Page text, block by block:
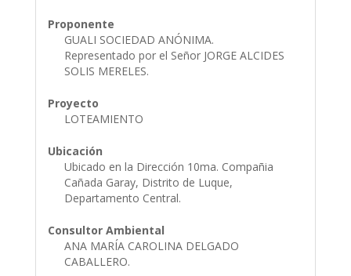
Proponente
GUALI SOCIEDAD ANÓNIMA.
Representado por el Señor JORGE ALCIDES
SOLIS MERELES.
Proyecto
LOTEAMIENTO
Ubicación
Ubicado en la Dirección 10ma. Compañia
Cañada Garay, Distrito de Luque,
Departamento Central.
Consultor Ambiental
ANA MARÍA CAROLINA DELGADO
CABALLERO.